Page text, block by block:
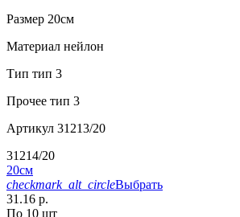
Размер 20см
Материал нейлон
Тип тип 3
Прочее тип 3
Артикул 31213/20
31214/20
20см
checkmark_alt_circleВыбрать
31.16 р.
По 10 шт